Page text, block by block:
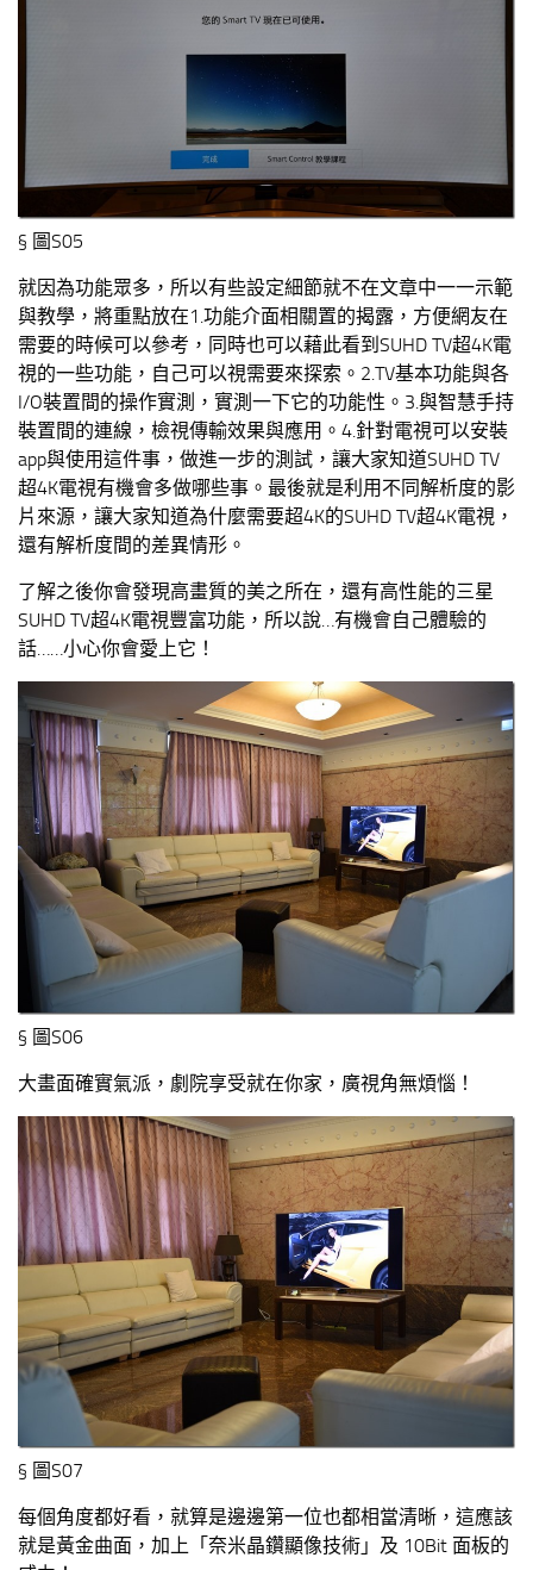
§ 圖S05
就因為功能眾多，所以有些設定細節就不在文章中一一示範
與教學，將重點放在1.功能介面相關置的揭露，方便網友在
需要的時候可以參考，同時也可以藉此看到SUHD TV超4K電
視的一些功能，自己可以視需要來探索。2.TV基本功能與各
I/O裝置間的操作實測，實測一下它的功能性。3.與智慧手持
裝置間的連線，檢視傳輸效果與應用。4.針對電視可以安裝
app與使用這件事，做進一步的測試，讓大家知道SUHD TV
超4K電視有機會多做哪些事。最後就是利用不同解析度的影
片來源，讓大家知道為什麼需要超4K的SUHD TV超4K電視，
還有解析度間的差異情形。
了解之後你會發現高畫質的美之所在，還有高性能的三星
SUHD TV超4K電視豐富功能，所以說…有機會自己體驗的
話……小心你會愛上它！
§ 圖S06
大畫面確實氣派，劇院享受就在你家，廣視角無煩惱！
§ 圖S07
每個角度都好看，就算是邊邊第一位也都相當清晰，這應該
就是黃金曲面，加上「奈米晶鑽顯像技術」及 10Bit 面板的